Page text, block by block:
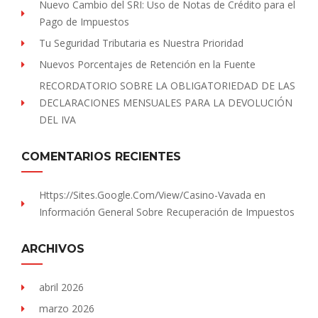
Nuevo Cambio del SRI: Uso de Notas de Crédito para el
Pago de Impuestos
Tu Seguridad Tributaria es Nuestra Prioridad
Nuevos Porcentajes de Retención en la Fuente
RECORDATORIO SOBRE LA OBLIGATORIEDAD DE LAS
DECLARACIONES MENSUALES PARA LA DEVOLUCIÓN
DEL IVA
COMENTARIOS RECIENTES
Https://sites.Google.com/view/Casino-Vavada en
Información General Sobre Recuperación de Impuestos
ARCHIVOS
abril 2026
marzo 2026